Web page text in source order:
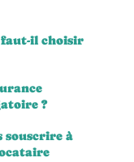
faut-il choisir
?
souscrire à